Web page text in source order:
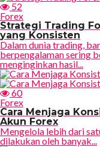
52
Forex
Strategi Trading
yang Konsisten
Dalam dunia trading,
berpengalaman sering
menginginkan hasil...
60
Forex
Cara Menjaga
Akun Forex
Mengelola lebih dari
dilakukan oleh banyak...